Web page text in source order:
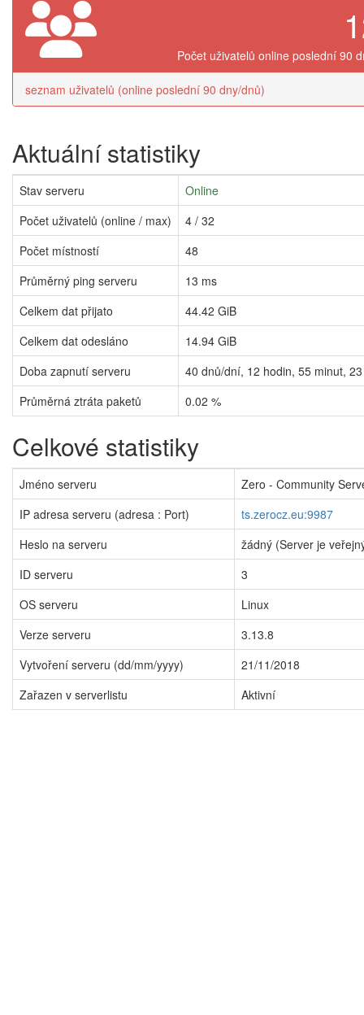
Počet uživatelů online poslední 90
seznam uživatelů (online poslední 90 dny/dnů)
Aktuální statistiky
Stav serveru
Online
Počet uživatelů (online / max)
4 / 32
Počet místností
48
Průměrný ping serveru
13 ms
Celkem dat přijato
44.42 GiB
Celkem dat odesláno
14.94 GiB
Doba zapnutí serveru
40 dnů/dní, 12 hodin, 55 minut, 23
Průměrná ztráta paketů
0.02 %
Celkové statistiky
Jméno serveru
Zero - Community
IP adresa serveru (adresa : Port)
ts.zerocz.eu:9987
Heslo na serveru
žádný (Server je
ID serveru
3
OS serveru
Linux
Verze serveru
3.13.8
Vytvoření serveru (dd/mm/yyyy)
21/11/2018
Zařazen v serverlistu
Aktivní